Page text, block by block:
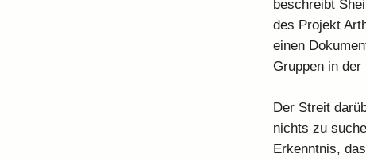
beschreibt
des Projekt
einen
Gruppen in der
Der Streit
nichts zu
Erkenntnis,